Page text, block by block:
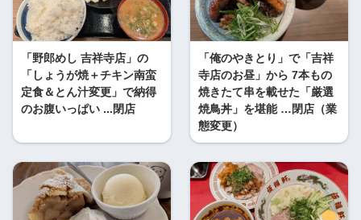
「野郎めし 吉祥寺店」の
「しょうが焼＋チキン南蛮
定食＆とん汁変更」で納得
のお腹いっぱい ...閉店
「俺のやきとり」で「吉祥
寺店のお昼」から 7本もの
焼きたて串を載せた「厳選
焼鳥丼」を堪能 …閉店（業
態変更）